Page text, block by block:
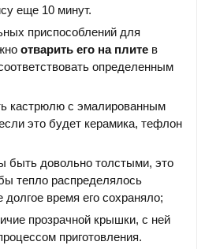
еще 10 минут.
приспособлений для
отварить его на плите в
определенным
кастрюлю с эмалированным
это будет керамика, тефлон
быть довольно толстыми, это
тепло распределялось
долгое время его сохраняло;
прозрачной крышки, с ней
приготовления.